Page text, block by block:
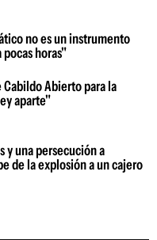
no es un instrumento
pocas horas"
Abierto para la
aparte"
y una persecución a
de la explosión a un cajero